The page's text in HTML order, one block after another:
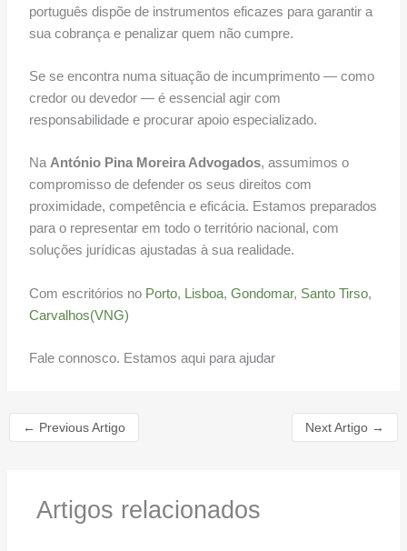
português dispõe de instrumentos eficazes para garantir a
sua cobrança e penalizar quem não cumpre.
Se se encontra numa situação de incumprimento — como
credor ou devedor — é essencial agir com
responsabilidade e procurar apoio especializado.
NaAntónio Pina Moreira Advogados, assumimos o
compromisso de defender os seus direitos com
proximidade, competência e eficácia. Estamos preparados
para o representar em todo o território nacional, com
soluções jurídicas ajustadas à sua realidade.
Com escritórios no Porto, Lisboa, Gondomar, Santo Tirso,
Carvalhos(VNG)
Fale connosco. Estamos aqui para ajudar
← Previous Artigo Next Artigo →
Artigos relacionados